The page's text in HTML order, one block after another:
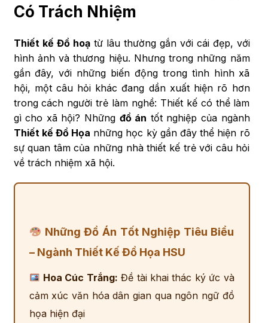
Có Trách Nhiệm
Thiết kế Đồ hoạtừ lâu thường gắn với cái đẹp, với
hình ảnh và thương hiệu. Nhưng trong những năm
gần đây, với những biến động trong tình hình xã
hội, một câu hỏi khác đang dần xuất hiện rõ hơn
trong cách người trẻ làm nghề: Thiết kế có thể làm
gì cho xã hội? Những đồ án tốt nghiệp của ngành
Thiết kế Đồ Họa những học kỳ gần đây thể hiện rõ
sự quan tâm của những nhà thiết kế trẻ với câu hỏi
về trách nhiệm xã hội.
Những Đồ Án Tốt Nghiệp Tiêu Biểu
– Ngành Thiết Kế Đồ Họa HSU
Hoa Cúc Trắng: Đề tài khai thác ký ức và
cảm xúc văn hóa dân gian qua ngôn ngữ đồ
họa hiện đại